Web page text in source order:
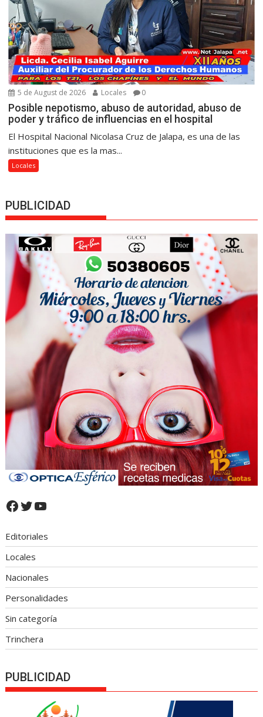
5 de August de 2026 Locales 0
Posible nepotismo, abuso de autoridad, abuso de
poder y tráfico de influencias en el hospital
El Hospital Nacional Nicolasa Cruz de Jalapa, es una de las
instituciones que es la mas...
Locales
PUBLICIDAD
Facebook
Twitter
YouTube
Editoriales
Locales
Nacionales
Personalidades
Sin categoría
Trinchera
PUBLICIDAD